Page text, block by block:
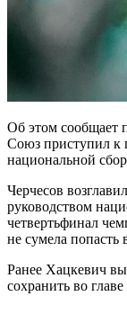
Об этом сообщает
Союз приступил к
национальной
Черчесов
руководством
четвертьфинал
не сумела попасть
Ранее Хацкевич
сохранить во